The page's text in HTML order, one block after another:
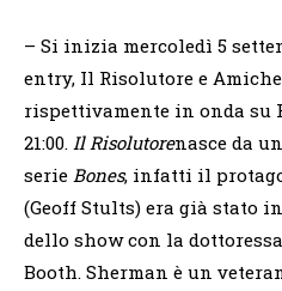
– Si inizia mercoledì 5
entry, Il Risolutore e
rispettivamente in onda su
21:00. Il Risolutorenasce da
serie Bones, infatti il
(Geoff Stults) era già stato
dello show con la
Booth. Sherman è un